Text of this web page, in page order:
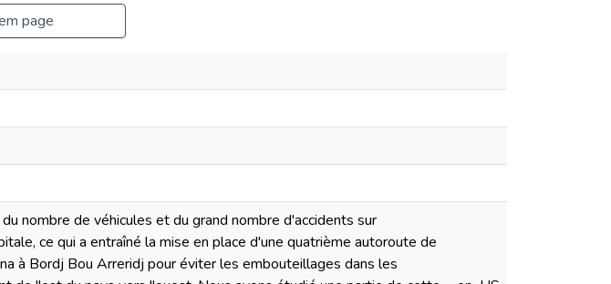
page
nombre de véhicules et du grand nombre d'accidents sur
ce qui a entraîné la mise en place d'une quatrième autoroute de
à Bordj Bou Arreridj pour éviter les embouteillages dans les